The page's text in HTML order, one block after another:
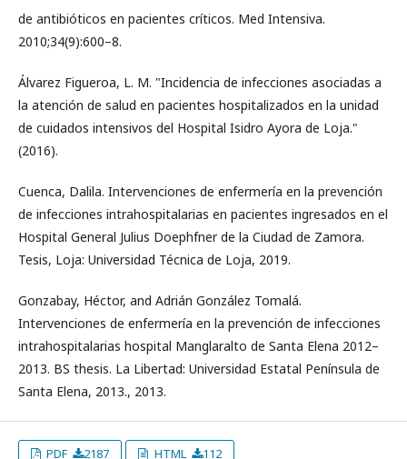
de antibióticos en pacientes críticos. Med Intensiva.
2010;34(9):600–8.
Álvarez Figueroa, L. M. "Incidencia de infecciones asociadas a
la atención de salud en pacientes hospitalizados en la unidad
de cuidados intensivos del Hospital Isidro Ayora de Loja."
(2016).
Cuenca, Dalila. Intervenciones de enfermería en la prevención
de infecciones intrahospitalarias en pacientes ingresados en el
Hospital General Julius Doephfner de la Ciudad de Zamora.
Tesis, Loja: Universidad Técnica de Loja, 2019.
Gonzabay, Héctor, and Adrián González Tomalá.
Intervenciones de enfermería en la prevención de infecciones
intrahospitalarias hospital Manglaralto de Santa Elena 2012–
2013. BS thesis. La Libertad: Universidad Estatal Península de
Santa Elena, 2013., 2013.
PDF 2187 HTML 112